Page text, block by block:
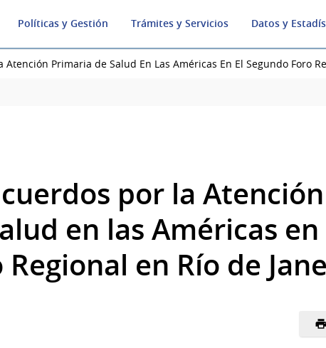
Políticas y Gestión Trámites y Servicios Datos y
Atención Primaria de Salud En Las Américas En El Segundo Foro
por la Atención
en las Américas en
en Río de